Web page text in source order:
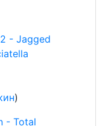
- Jagged
)
- Total